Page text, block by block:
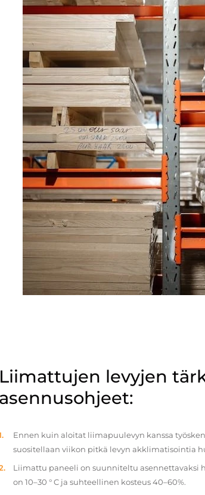
Liimattujen levyjen
asennusohjeet:
Ennen kuin aloitat liimapuulevyn kanssa
suositellaan viikon pitkä levyn akklimatisointia
Liimattu paneeli on suunniteltu asennettavaksi
on 10–30 ° C ja suhteellinen kosteus 40–60%.